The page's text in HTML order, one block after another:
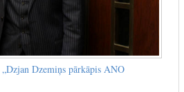
Dzemiņs pārkāpis ANO